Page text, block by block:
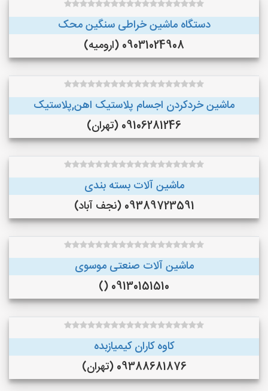
دستگاه ماشین خراطی سنگین محک
09031024908 (ارومیه)
ماشین خردکردن اجسام پلاستیک اهن,پلاستیک
09106281246 (تهران)
ماشین آلات بسته بندی
09389723591 (نجف‌ آباد)
ماشین آلات صنعتی موسوی
09130151510 ()
کاوه کاران کیمیازبده
09388681876 (تهران)